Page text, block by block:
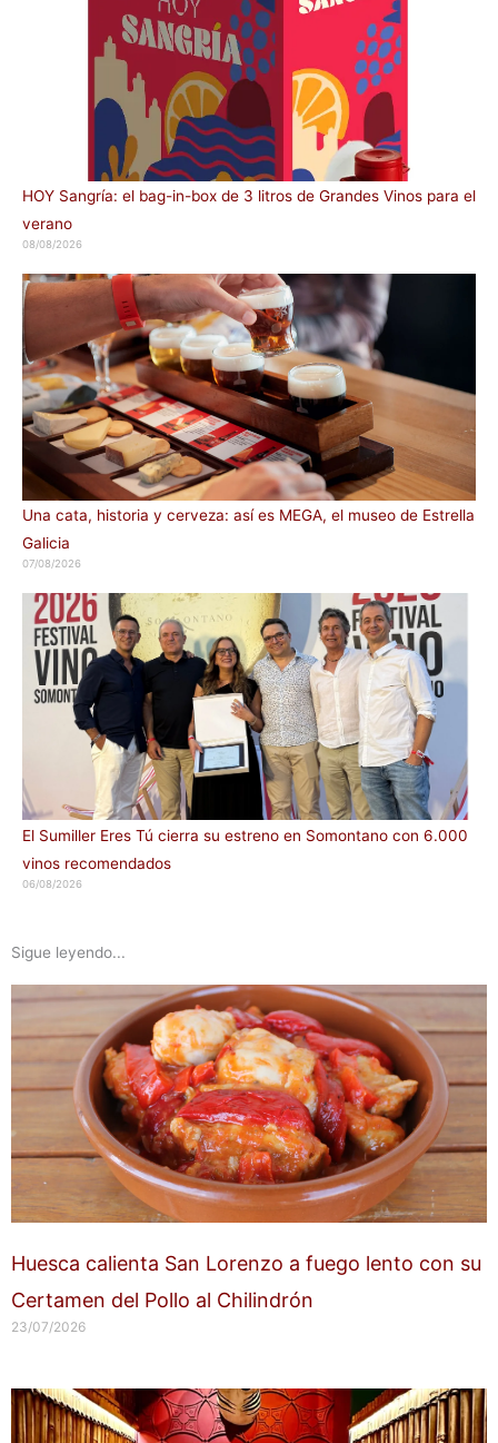
HOY Sangría: el bag-in-box de 3 litros de Grandes Vinos para el
verano
08/08/2026
Una cata, historia y cerveza: así es MEGA, el museo de Estrella
Galicia
07/08/2026
El Sumiller Eres Tú cierra su estreno en Somontano con 6.000
vinos recomendados
06/08/2026
Sigue leyendo...
Huesca calienta San Lorenzo a fuego lento con su
Certamen del Pollo al Chilindrón
23/07/2026